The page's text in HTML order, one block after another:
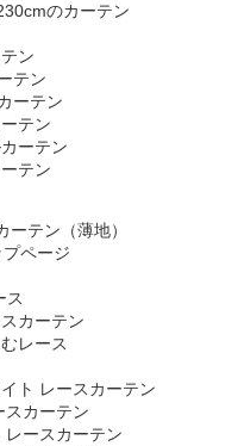
のカーテン
ン
テン
ーテン
テン
ーテン
テン
ーテン（薄地）
ページ
ス
カーテン
レース
ト レースカーテン
スカーテン
レースカーテン